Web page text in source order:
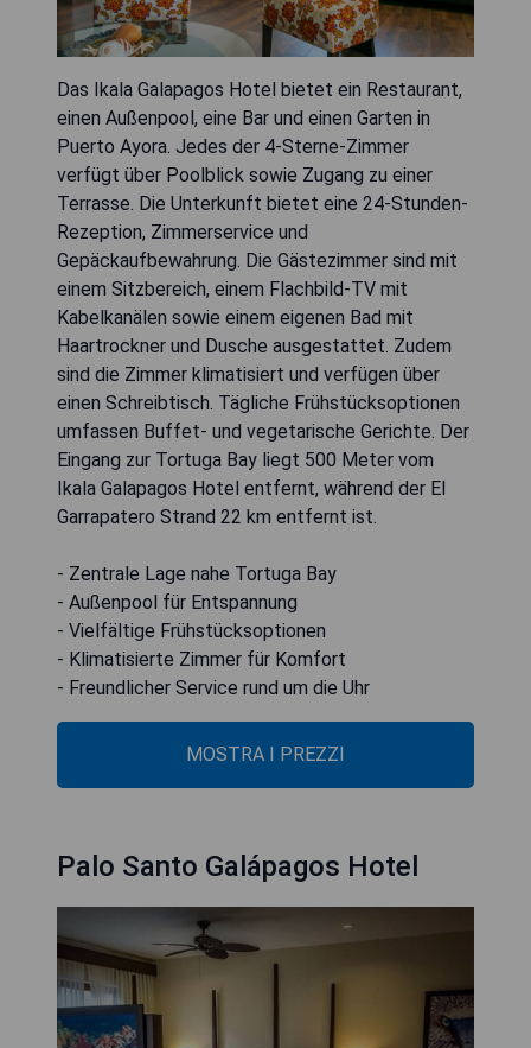
Das Ikala Galapagos Hotel bietet ein Restaurant,
einen Außenpool, eine Bar und einen Garten in
Puerto Ayora. Jedes der 4-Sterne-Zimmer
verfügt über Poolblick sowie Zugang zu einer
Terrasse. Die Unterkunft bietet eine 24-Stunden-
Rezeption, Zimmerservice und
Gepäckaufbewahrung. Die Gästezimmer sind mit
einem Sitzbereich, einem Flachbild-TV mit
Kabelkanälen sowie einem eigenen Bad mit
Haartrockner und Dusche ausgestattet. Zudem
sind die Zimmer klimatisiert und verfügen über
einen Schreibtisch. Tägliche Frühstücksoptionen
umfassen Buffet- und vegetarische Gerichte. Der
Eingang zur Tortuga Bay liegt 500 Meter vom
Ikala Galapagos Hotel entfernt, während der El
Garrapatero Strand 22 km entfernt ist.
- Zentrale Lage nahe Tortuga Bay
- Außenpool für Entspannung
- Vielfältige Frühstücksoptionen
- Klimatisierte Zimmer für Komfort
- Freundlicher Service rund um die Uhr
MOSTRA I PREZZI
Palo Santo Galápagos Hotel